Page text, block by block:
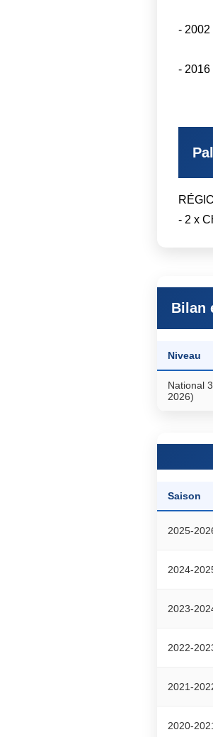
- 2002
- 2016
- 2 x
Bilan
Niveau
National
2026)
Saison
2025-
2024-
2023-
2022-
2021-
2020-